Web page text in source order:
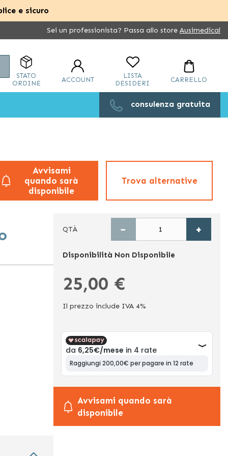
e sicuro
Sei un professionista? Passa allo store Ausimedical
STATO
ORDINE
ACCOUNT
LISTA
DESIDERI
CARRELLO
consulenza gratuita
Avvisami
quando sarà
disponibile
Trova alternative
QTÀ − +
Disponibilità Non Disponibile
25,00 €
Il prezzo include IVA 4%
Avvisami quando sarà
disponibile